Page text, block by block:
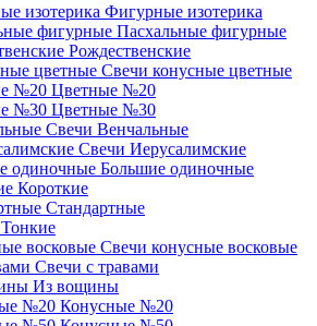
Фигурные изотерика
Пасхальные фигурные
Рождественские
Свечи конусные цветные
Цветные №20
Цветные №30
Свечи Венчальные
Свечи Иерусалимские
Большие одиночные
Короткие
Стандартные
Тонкие
Свечи конусные восковые
Свечи с травами
Из вощины
Конусные №20